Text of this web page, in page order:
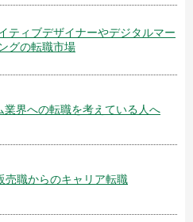
ティブデザイナーやデジタルマー
グの転職市場
業界への転職を考えている人へ
売職からのキャリア転職